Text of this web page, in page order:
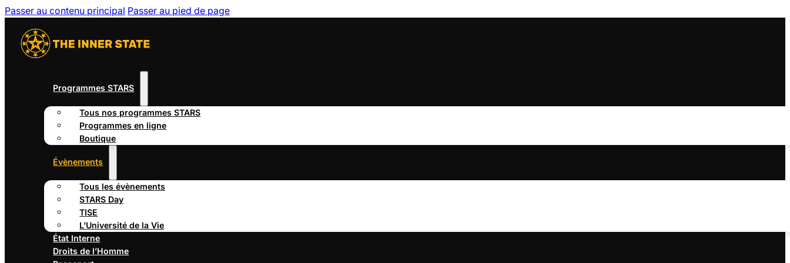
Passer au contenu principal Passer au pied de page
Programmes STARS
Tous nos programmes STARS
Programmes en ligne
Boutique
Évènements
Tous les évènements
STARS Day
TISE
L’Université de la Vie
État Interne
Droits de l’Homme